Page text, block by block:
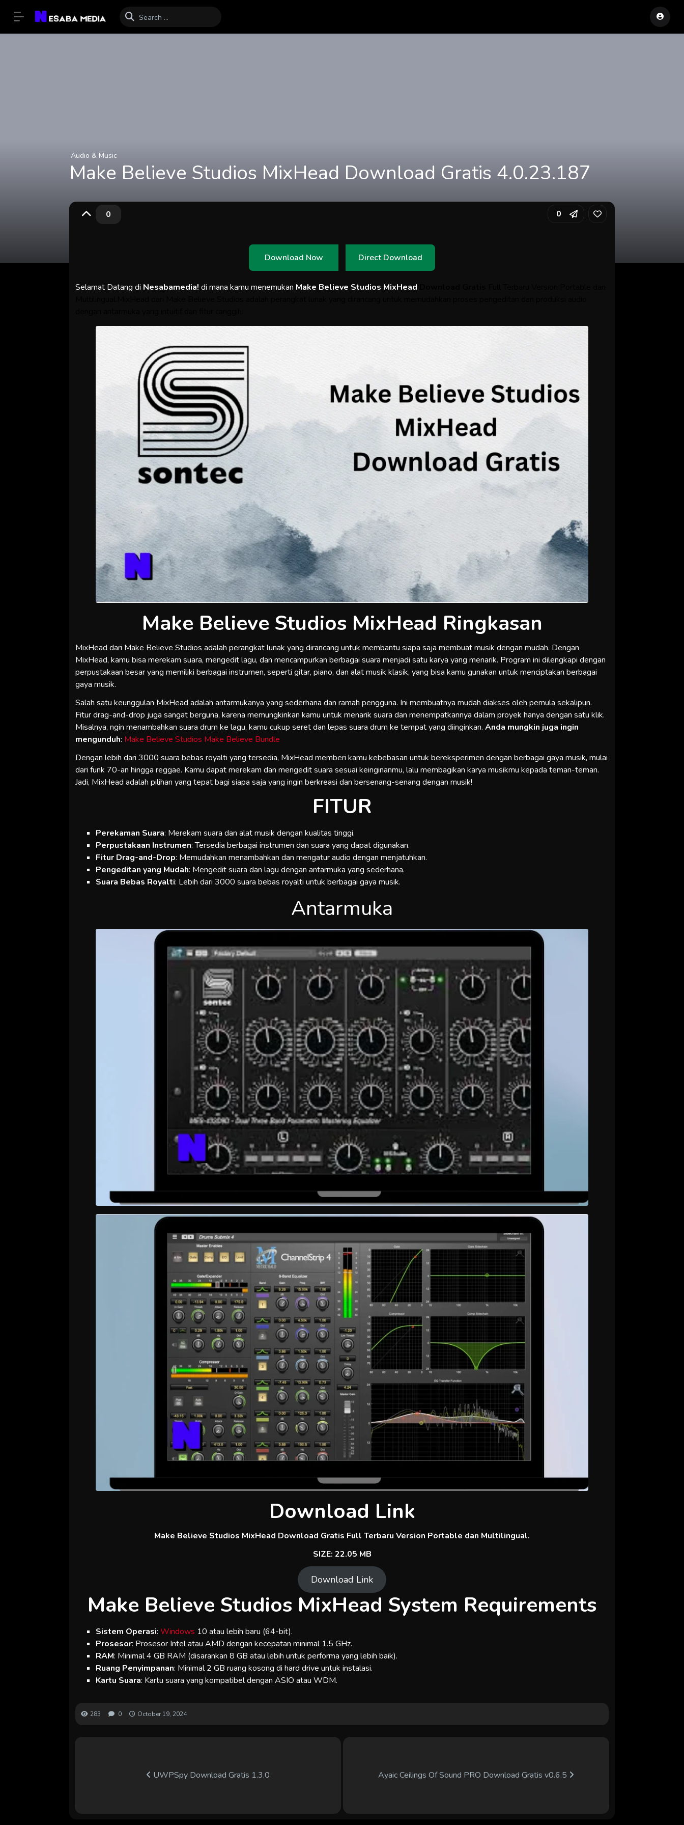
Audio & Music
Make Believe Studios MixHead Download Gratis 4.0.23.187
0 0
Download Now Direct Download
Selamat Datang di Nesabamedia!di mana kamu menemukan Make Believe Studios MixHead
Make Believe Studios MixHead Ringkasan
MixHead dari Make Believe Studios adalah perangkat lunak yang dirancang untuk membantu siapa saja membuat musik dengan mudah. Dengan
MixHead, kamu bisa merekam suara, mengedit lagu, dan mencampurkan berbagai suara menjadi satu karya yang menarik. Program ini dilengkapi dengan
perpustakaan besar yang memiliki berbagai instrumen, seperti gitar, piano, dan alat musik klasik, yang bisa kamu gunakan untuk menciptakan berbagai
gaya musik.
Salah satu keunggulan MixHead adalah antarmukanya yang sederhana dan ramah pengguna. Ini membuatnya mudah diakses oleh pemula sekalipun.
Fitur drag-and-drop juga sangat berguna, karena memungkinkan kamu untuk menarik suara dan menempatkannya dalam proyek hanya dengan satu klik.
Misalnya, ngin menambahkan suara drum ke lagu, kamu cukup seret dan lepas suara drum ke tempat yang diinginkan.Anda mungkin juga ingin
mengunduh: Make Believe Studios Make Believe Bundle
Dengan lebih dari 3000 suara bebas royalti yang tersedia, MixHead memberi kamu kebebasan untuk bereksperimen dengan berbagai gaya musik, mulai
dari funk 70-an hingga reggae. Kamu dapat merekam dan mengedit suara sesuai keinginanmu, lalu membagikan karya musikmu kepada teman-teman.
Jadi, MixHead adalah pilihan yang tepat bagi siapa saja yang ingin berkreasi dan bersenang-senang dengan musik!
FITUR
Perekaman Suara: Merekam suara dan alat musik dengan kualitas tinggi.
Perpustakaan Instrumen: Tersedia berbagai instrumen dan suara yang dapat digunakan.
Fitur Drag-and-Drop: Memudahkan menambahkan dan mengatur audio dengan menjatuhkan.
Pengeditan yang Mudah: Mengedit suara dan lagu dengan antarmuka yang sederhana.
Suara Bebas Royalti: Lebih dari 3000 suara bebas royalti untuk berbagai gaya musik.
Antarmuka
Download Link
Make Believe Studios MixHead Download Gratis Full Terbaru Version Portable dan Multilingual.
SIZE: 22.05 MB
Download Link
Make Believe Studios MixHead System Requirements
Sistem Operasi:Windows 10 atau lebih baru (64-bit).
Prosesor: Prosesor Intel atau AMD dengan kecepatan minimal 1.5 GHz.
RAM: Minimal 4 GB RAM (disarankan 8 GB atau lebih untuk performa yang lebih baik).
Ruang Penyimpanan: Minimal 2 GB ruang kosong di hard drive untuk instalasi.
Kartu Suara: Kartu suara yang kompatibel dengan ASIO atau WDM.
283 0 October 19, 2024
UWPSpy Download Gratis 1.3.0 Ayaic Ceilings Of Sound PRO Download Gratis v0.6.5